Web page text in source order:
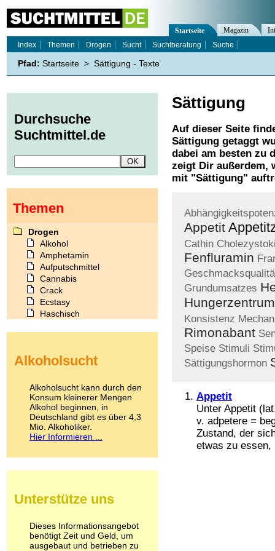
Sättigung
Auf dieser Seite
Sättigung getaggt
dabei am besten zu
zeigt Dir außerdem,
mit "Sättigung"
Appetit
Cathin
Fenfluramin
Grundumsatzes
Konsistenz
Rimonabant
Speise Stimuli
Sättigungshormon
Appetit
Unter Appetit
v. adpetere =
Zustand, der
etwas zu essen,
Startseite Magazin
Index
Themen Drogen Sucht Suchtberatung Suche
Pfad: Startseite > Sättigung - Texte
Durchsuche
Suchtmittel.de
Themen
Drogen
Alkohol
Amphetamin
Aufputschmittel
Cannabis
Crack
Ecstasy
Haschisch
Kokain
LSD
Marihuana
Medikamente
Meskalin
Metamphetamin
Methadon
Pilze
Psychopharmaka
Schlafmittel
Schmerzmittel
Alkoholsucht
Alkoholsucht kann durch den
Konsum kleinerer Mengen
Alkohol beginnen, in
Deutschland gibt es über 4,3
Mio. Alkoholiker.
Hier Informieren ...
Unterstütze uns
Dieses Informationsangebot
benötigt Zeit und Geld, um
ausgebaut und betrieben zu